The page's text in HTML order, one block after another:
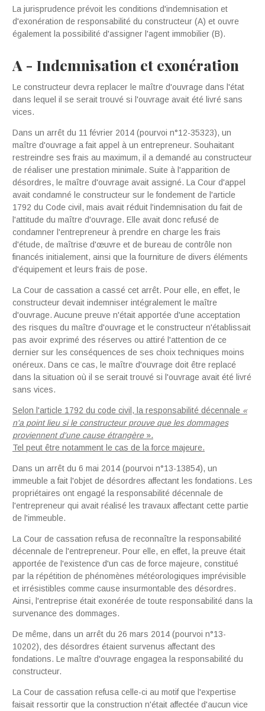
La jurisprudence prévoit les conditions d'indemnisation et
d'exonération de responsabilité du constructeur (A) et ouvre
également la possibilité d'assigner l'agent immobilier (B).
A - Indemnisation et exonération
Le constructeur devra replacer le maître d'ouvrage dans l'état
dans lequel il se serait trouvé si l'ouvrage avait été livré sans
vices.
Dans un arrêt du 11 février 2014 (pourvoi n°12-35323), un
maître d'ouvrage a fait appel à un entrepreneur. Souhaitant
restreindre ses frais au maximum, il a demandé au constructeur
de réaliser une prestation minimale. Suite à l'apparition de
désordres, le maître d'ouvrage avait assigné. La Cour d'appel
avait condamné le constructeur sur le fondement de l'article
1792 du Code civil, mais avait réduit l'indemnisation du fait de
l'attitude du maître d'ouvrage. Elle avait donc refusé de
condamner l'entrepreneur à prendre en charge les frais
d'étude, de maîtrise d'œuvre et de bureau de contrôle non
financés initialement, ainsi que la fourniture de divers éléments
d'équipement et leurs frais de pose.
La Cour de cassation a cassé cet arrêt. Pour elle, en effet, le
constructeur devait indemniser intégralement le maître
d'ouvrage. Aucune preuve n'était apportée d'une acceptation
des risques du maître d'ouvrage et le constructeur n'établissait
pas avoir exprimé des réserves ou attiré l'attention de ce
dernier sur les conséquences de ses choix techniques moins
onéreux. Dans ce cas, le maître d'ouvrage doit être replacé
dans la situation où il se serait trouvé si l'ouvrage avait été livré
sans vices.
Selon l'article 1792 du code civil, la responsabilité décennale «
n'a point lieu sile constructeur prouve que les dommages
proviennent d'une cause étrangère ».
Tel peut être notamment le cas de la force majeure.
Dans un arrêt du 6 mai 2014 (pourvoi n°13-13854), un
immeuble a fait l'objet de désordres affectant les fondations. Les
propriétaires ont engagé la responsabilité décennale de
l'entrepreneur qui avait réalisé les travaux affectant cette partie
de l'immeuble.
La Cour de cassation refusa de reconnaître la responsabilité
décennale de l'entrepreneur. Pour elle, en effet, la preuve était
apportée de l'existence d'un cas de force majeure, constitué
par la répétition de phénomènes météorologiques imprévisible
et irrésistibles comme cause insurmontable des désordres.
Ainsi, l'entreprise était exonérée de toute responsabilité dans la
survenance des dommages.
De même, dans un arrêt du 26 mars 2014 (pourvoi n°13-
10202), des désordres étaient survenus affectant des
fondations. Le maître d'ouvrage engagea la responsabilité du
constructeur.
La Cour de cassation refusa celle-ci au motif que l'expertise
faisait ressortir que la construction n'était affectée d'aucun vice